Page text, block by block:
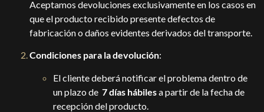
Aceptamos devoluciones exclusivamente en los casos en
que el producto recibido presente defectos de
fabricación o daños evidentes derivados del transporte.
Condiciones para la devolución:
El cliente deberá notificar el problema dentro de
un plazo de 7 días hábilesa partir de la fecha de
recepción del producto.